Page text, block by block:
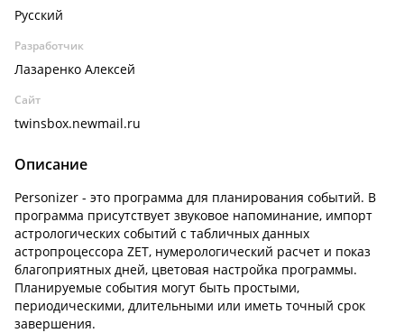
Русский
Разработчик
Лазаренко Алексей
Сайт
twinsbox.newmail.ru
Описание
Personizer - это программа для планирования событий. В
программа присутствует звуковое напоминание, импорт
астрологических событий с табличных данных
астропроцессора ZET, нумерологический расчет и показ
благоприятных дней, цветовая настройка программы.
Планируемые события могут быть простыми,
периодическими, длительными или иметь точный срок
завершения.